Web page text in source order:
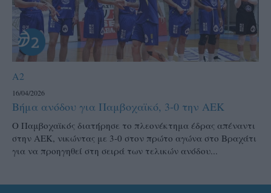
A2
16/04/2026
Βήμα ανόδου για Παμβοχαϊκό, 3-0 την ΑΕΚ
Ο Παμβοχαϊκός διατήρησε το πλεονέκτημα έδρας απέναντι
στην ΑΕΚ, νικώντας με 3-0 στον πρώτο αγώνα στο Βραχάτι
για να προηγηθεί στη σειρά των τελικών ανόδου...